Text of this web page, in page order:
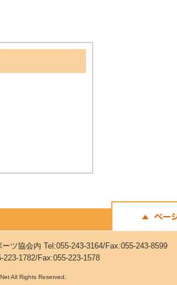
ツ協会内 Tel:055-243-3164/Fax:055-243-8599
223-1782/Fax:055-223-1578
All Rights Reserved.